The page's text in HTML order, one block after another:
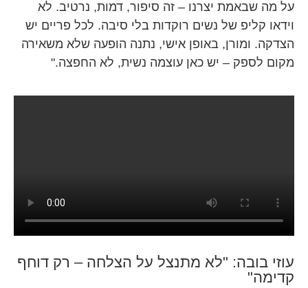
על מה שבאמת יצרנו – זה סיפור, דמות, נרטיב. לא
וידאו קליפ של נשים רוקדות בלי סיבה. לכל פריים יש
הצדקה. ומורן, באופן אישי, נתנה הופעה שלא משאירה
מקום לספק – יש כאן עוצמה נשית, לא החפצה."
עוזי בובה: "לא מתנצל על הצלחה – רק דוחף
קדימה"